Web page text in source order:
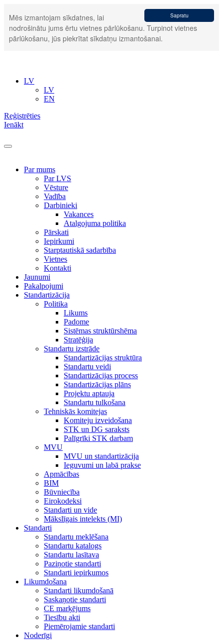
Sapratu
Mēs izmantojam sīkdatnes, lai
nodrošinātu jums ērtu vietnes pārlūkošanu. Turpinot vietnes
pārlūkošanu, jūs piekrītat sīkdatņu izmantošanai.
LV
LV
EN
Reģistrēties
Ienākt
Par mums
Par LVS
Vēsture
Vadība
Darbinieki
Vakances
Atalgojuma politika
Pārskati
Iepirkumi
Starptautiskā sadarbība
Vietnes
Kontakti
Jaunumi
Pakalpojumi
Standartizācija
Politika
Likums
Padome
Sistēmas struktūrshēma
Stratēģija
Standartu izstrāde
Standartizācijas struktūra
Standartu veidi
Standartizācijas process
Standartizācijas plāns
Projektu aptauja
Standartu tulkošana
Tehniskās komitejas
Komiteju izveidošana
STK un DG saraksts
Palīgrīki STK darbam
MVU
MVU un standartizācija
Ieguvumi un labā prakse
Apmācības
BIM
Būvniecība
Eirokodeksi
Standarti un vide
Mākslīgais intelekts (MI)
Standarti
Standartu meklēšana
Standartu katalogs
Standartu lasītava
Paziņotie standarti
Standarti iepirkumos
Likumdošana
Standarti likumdošanā
Saskaņotie standarti
CE marķējums
Tiesību akti
Piemērojamie standarti
Noderīgi